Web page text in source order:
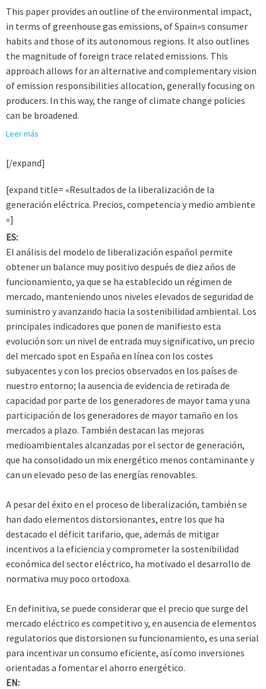
This paper provides an outline of the environmental impact,
in terms of greenhouse gas emissions, of Spain»s consumer
habits and those of its autonomous regions. It also outlines
the magnitude of foreign trace related emissions. This
approach allows for an alternative and complementary vision
of emission responsibilities allocation, generally focusing on
producers. In this way, the range of climate change policies
can be broadened.
Leer más
[/expand]
[expand title= «Resultados de la liberalización de la
generación eléctrica. Precios, competencia y medio ambiente
«]
ES:
El análisis del modelo de liberalización español permite
obtener un balance muy positivo después de diez años de
funcionamiento, ya que se ha establecido un régimen de
mercado, manteniendo unos niveles elevados de seguridad de
suministro y avanzando hacia la sostenibilidad ambiental. Los
principales indicadores que ponen de manifiesto esta
evolución son: un nivel de entrada muy significativo, un precio
del mercado spot en España en línea con los costes
subyacentes y con los precios observados en los países de
nuestro entorno; la ausencia de evidencia de retirada de
capacidad por parte de los generadores de mayor tama y una
participación de los generadores de mayor tamaño en los
mercados a plazo. También destacan las mejoras
medioambientales alcanzadas por el sector de generación,
que ha consolidado un mix energético menos contaminante y
can un elevado peso de las energías renovables.
A pesar del éxito en el proceso de liberalización, también se
han dado elementos distorsionantes, entre los que ha
destacado el déficit tarifario, que, además de mitigar
incentivos a la eficiencia y comprometer la sostenibilidad
económica del sector eléctrico, ha motivado el desarrollo de
normativa muy poco ortodoxa.
En definitiva, se puede considerar que el precio que surge del
mercado eléctrico es competitivo y, en ausencia de elementos
regulatorios que distorsionen su funcionamiento, es una serial
para incentivar un consumo eficiente, así como inversiones
orientadas a fomentar el ahorro energético.
EN: